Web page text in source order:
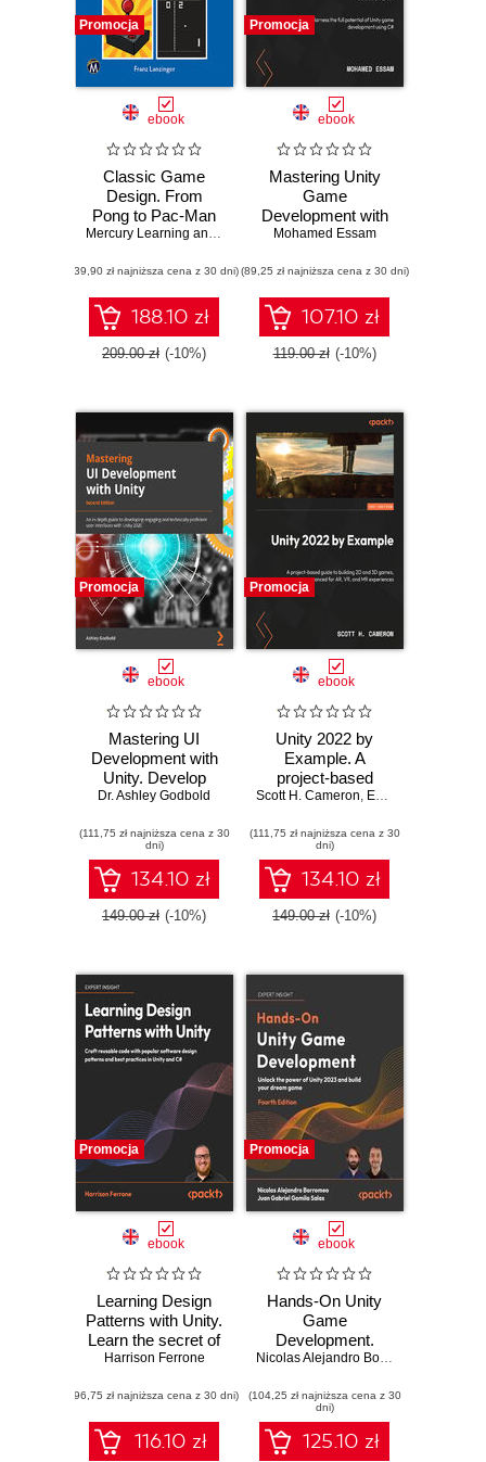
Promocja
ebook
Classic Game
Design. From
Pong to Pac-Man
with Unity: Crafting
Games with Expert
Techniques
Mercury Learning and Information ,Franz Lanzinger
(39,90 zł najniższa cena z 30 dni)
188.10 zł
209.00 zł (-10%)
Promocja
ebook
Mastering Unity
Game
Development with
C#. Harness the
Unity 2022 game
development using
C#
Mohamed Essam
(89,25 zł najniższa cena z 30 dni)
107.10 zł
119.00 zł (-10%)
Promocja
ebook
Mastering UI
Development with
Unity. Develop
engaging and
interfaces with
Unity - Second
Edition
Dr. Ashley Godbold
(111,75 zł najniższa cena z 30
dni)
134.10 zł
149.00 zł (-10%)
Promocja
ebook
Unity 2022 by
Example. A
project-based
guide to building
enhanced for AR,
VR, and MR
experiences
Scott H. Cameron, Edward Falzon
(111,75 zł najniższa cena z 30
dni)
134.10 zł
149.00 zł (-10%)
Promocja
ebook
Learning Design
Patterns with Unity.
Learn the secret of
popular design
building fun,
efficient games in
Unity 2023 and C#
Harrison Ferrone
(96,75 zł najniższa cena z 30 dni)
116.10 zł
Promocja
ebook
Hands-On Unity
Game
Development.
Unlock the power
build your dream
game - Fourth
Edition
Nicolas Alejandro Borromeo
(104,25 zł najniższa cena z 30
dni)
125.10 zł